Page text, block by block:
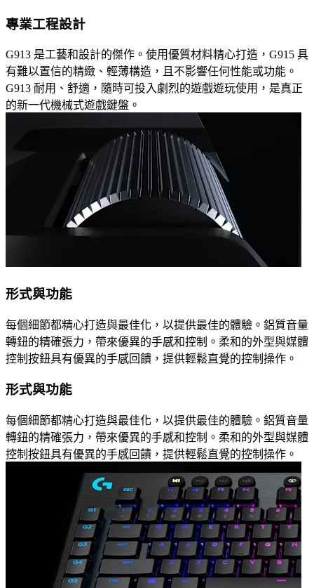
專業工程設計
G913 是工藝和設計的傑作。使用優質材料精心打造，G915 具
有難以置信的精緻、輕薄構造，且不影響任何性能或功能。
G913 耐用、舒適，隨時可投入劇烈的遊戲遊玩使用，是真正
的新一代機械式遊戲鍵盤。
形式與功能
每個細節都精心打造與最佳化，以提供最佳的體驗。鋁質音量
轉鈕的精確張力，帶來優異的手感和控制。柔和的外型與媒體
控制按鈕具有優異的手感回饋，提供輕鬆直覺的控制操作。
形式與功能
每個細節都精心打造與最佳化，以提供最佳的體驗。鋁質音量
轉鈕的精確張力，帶來優異的手感和控制。柔和的外型與媒體
控制按鈕具有優異的手感回饋，提供輕鬆直覺的控制操作。